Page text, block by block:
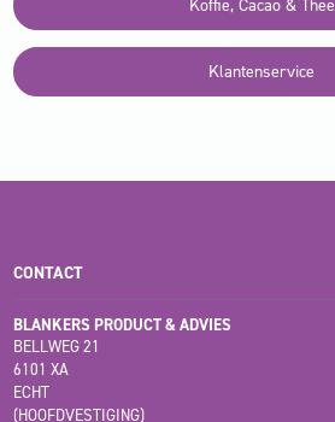
Koffie, Cacao & Thee
Klantenservice
CONTACT
BLANKERS PRODUCT & ADVIES
BELLWEG 21
6101 XA
ECHT
(HOOFDVESTIGING)